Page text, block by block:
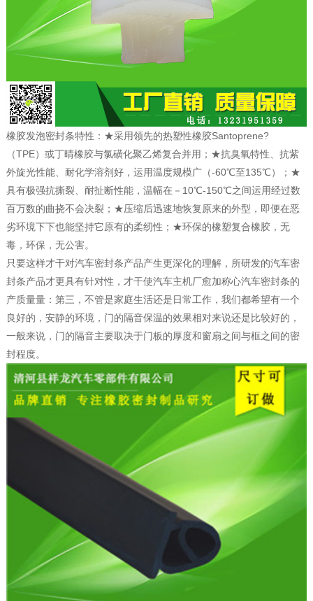
橡胶发泡密封条特性：★采用领先的热塑性橡胶Santoprene?
（TPE）或丁晴橡胶与氯磺化聚乙烯复合并用；★抗臭氧特性、抗紫
外旋光性能、耐化学溶剂好，运用温度规模广（-60℃至135℃）；★
具有极强抗撕裂、耐扯断性能，温幅在－10℃-150℃之间运用经过数
百万数的曲挠不会决裂；★压缩后迅速地恢复原来的外型，即便在恶
劣环境下下也能坚持它原有的柔纫性；★环保的橡塑复合橡胶，无
毒，环保，无公害。
只要这样才干对汽车密封条产品产生更深化的理解，所研发的汽车密
封条产品才更具有针对性，才干使汽车主机厂愈加称心汽车密封条的
产质量量：第三，不管是家庭生活还是日常工作，我们都希望有一个
良好的，安静的环境，门的隔音保温的效果相对来说还是比较好的，
一般来说，门的隔音主要取决于门板的厚度和窗扇之间与框之间的密
封程度。